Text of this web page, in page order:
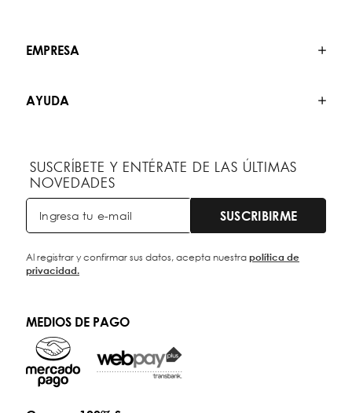
EMPRESA
AYUDA
SUSCRÍBETE Y ENTÉRATE DE LAS ÚLTIMAS
NOVEDADES
SUSCRIBIRME
Al registrar y confirmar sus datos, acepta nuestrapolítica de
privacidad.
MEDIOS DE PAGO